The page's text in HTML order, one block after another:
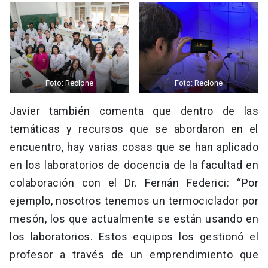
Foto: Reclone Foto: Reclone
Javier también comenta que dentro de las
temáticas y recursos que se abordaron en el
encuentro, hay varias cosas que se han aplicado
en los laboratorios de docencia de la facultad en
colaboración con el Dr. Fernán Federici: “Por
ejemplo, nosotros tenemos un termociclador por
mesón, los que actualmente se están usando en
los laboratorios. Estos equipos los gestionó el
profesor a través de un emprendimiento que